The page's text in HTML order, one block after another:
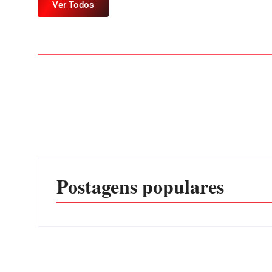
Ver Todos
Postagens populares